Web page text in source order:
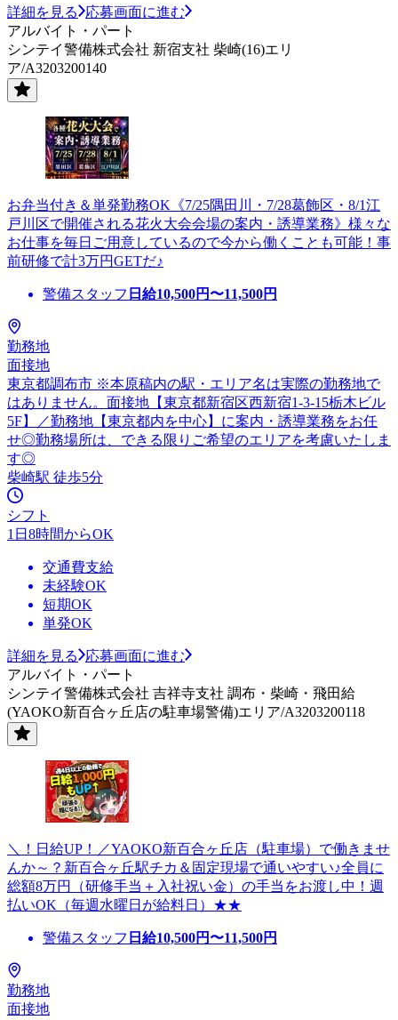
詳細を見る
応募画面に進む
アルバイト・パート
シンテイ警備株式会社 新宿支社 柴崎(16)エリ
ア/A3203200140
お弁当付き＆単発勤務OK《7/25隅田川・7/28葛飾区・8/1江
戸川区で開催される花火大会会場の案内・誘導業務》様々な
お仕事を毎日ご用意しているので今から働くことも可能！事
前研修で計3万円GETだ♪
警備スタッフ 日給10,500円〜11,500円
勤務地
面接地
東京都調布市 ※本原稿内の駅・エリア名は実際の勤務地で
はありません。面接地【東京都新宿区西新宿1-3-15栃木ビル
5F】／勤務地【東京都内を中心】に案内・誘導業務をお任
せ◎勤務場所は、できる限りご希望のエリアを考慮いたしま
す◎
柴崎駅 徒歩5分
シフト
1日8時間からOK
交通費支給
未経験OK
短期OK
単発OK
詳細を見る
応募画面に進む
アルバイト・パート
シンテイ警備株式会社 吉祥寺支社 調布・柴崎・飛田給
(YAOKO新百合ヶ丘店の駐車場警備)エリア/A3203200118
＼！日給UP！／YAOKO新百合ヶ丘店（駐車場）で働きませ
んか～？新百合ヶ丘駅チカ＆固定現場で通いやすい♪全員に
総額8万円（研修手当＋入社祝い金）の手当をお渡し中！週
払いOK（毎週水曜日が給料日）★★
警備スタッフ 日給10,500円〜11,500円
勤務地
面接地